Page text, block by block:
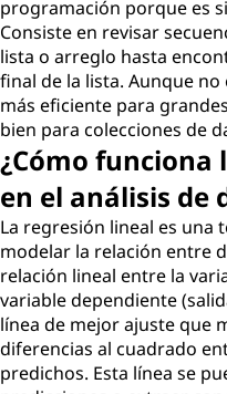
programación porque es
Consiste en revisar
lista o arreglo hasta
final de la lista. Aunque
más eficiente para
bien para colecciones de
¿Cómo
en el análisis de
La regresión lineal es una
modelar la relación entre
relación lineal entre la
variable dependiente
línea de mejor ajuste que
diferencias al cuadrado
predichos. Esta línea se